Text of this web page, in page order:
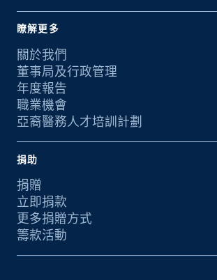
瞭解更多
關於我們
董事局及行政管理
年度報告
職業機會
亞裔醫務人才培訓計劃
捐助
捐贈
立即捐款
更多捐贈方式
籌款活動